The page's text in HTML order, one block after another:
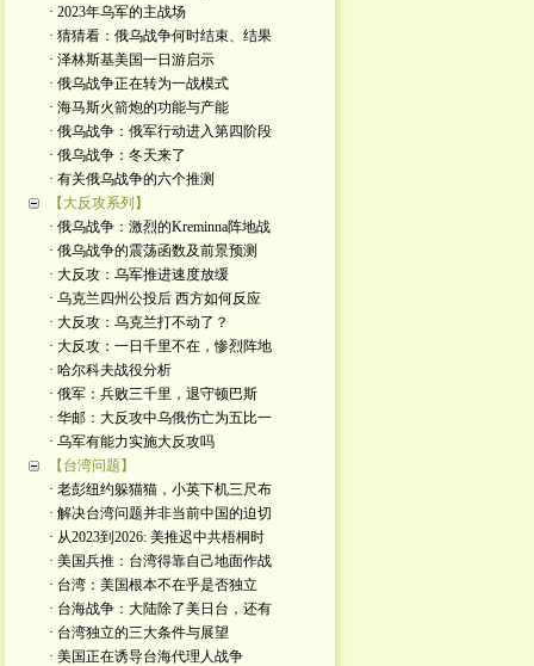
· 2023年乌军的主战场
· 猜猜看：俄乌战争何时结束、结果
· 泽林斯基美国一日游启示
· 俄乌战争正在转为一战模式
· 海马斯火箭炮的功能与产能
· 俄乌战争：俄军行动进入第四阶段
· 俄乌战争：冬天来了
· 有关俄乌战争的六个推测
【大反攻系列】
· 俄乌战争：激烈的Kreminna阵地战
· 俄乌战争的震荡函数及前景预测
· 大反攻：乌军推进速度放缓
· 乌克兰四州公投后 西方如何反应
· 大反攻：乌克兰打不动了？
· 大反攻：一日千里不在，惨烈阵地
· 哈尔科夫战役分析
· 俄军：兵败三千里，退守顿巴斯
· 华邮：大反攻中乌俄伤亡为五比一
· 乌军有能力实施大反攻吗
【台湾问题】
· 老彭纽约躲猫猫，小英下机三尺布
· 解决台湾问题并非当前中国的迫切
· 从2023到2026: 美推迟中共梧桐时
· 美国兵推：台湾得靠自己地面作战
· 台湾：美国根本不在乎是否独立
· 台海战争：大陆除了美日台，还有
· 台湾独立的三大条件与展望
· 美国正在诱导台海代理人战争